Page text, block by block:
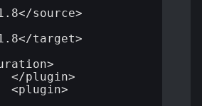
source>
target>